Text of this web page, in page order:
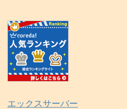
エックスサーバー